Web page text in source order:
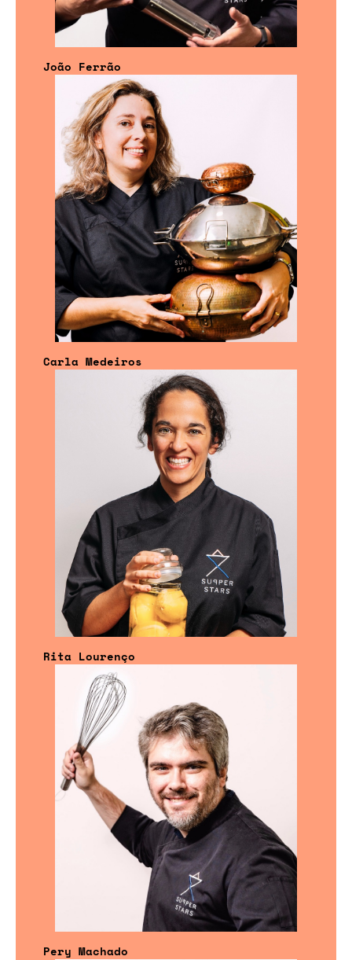
João Ferrão
Carla Medeiros
Rita Lourenço
Pery Machado